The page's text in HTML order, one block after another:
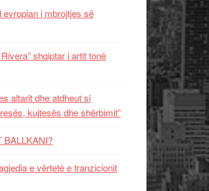
i mbrojtjes së
shqiptar i artit tonë
altarit dhe atdheut si
kujtesës dhe shërbimit”
BALLKANI?
e vërtetë e tranzicionit